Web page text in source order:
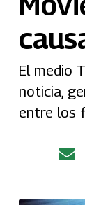
El medio
noticia,
entre los